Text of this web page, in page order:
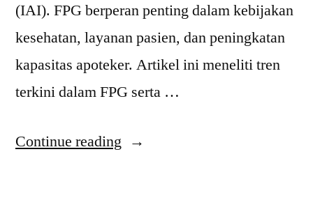
(IAI). FPG berperan penting dalam kebijakan
kesehatan, layanan pasien, dan peningkatan
kapasitas apoteker. Artikel ini meneliti tren
terkini dalam FPG serta …
Continue reading “Tren